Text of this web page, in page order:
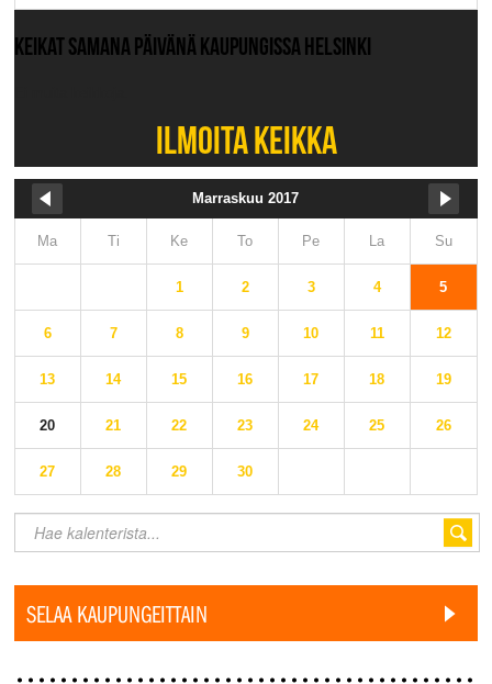
KEIKAT SAMANA PÄIVÄNÄ KAUPUNGISSA HELSINKI
ILMOITA KEIKKA
Marraskuu 2017
Ma Ti Ke To Pe La Su
1 2 3 4 5
6 7 8 9 10 11 12
13 14 15 16 17 18 19
20 21 22 23 24 25 26
27 28 29 30
SELAA KAUPUNGEITTAIN